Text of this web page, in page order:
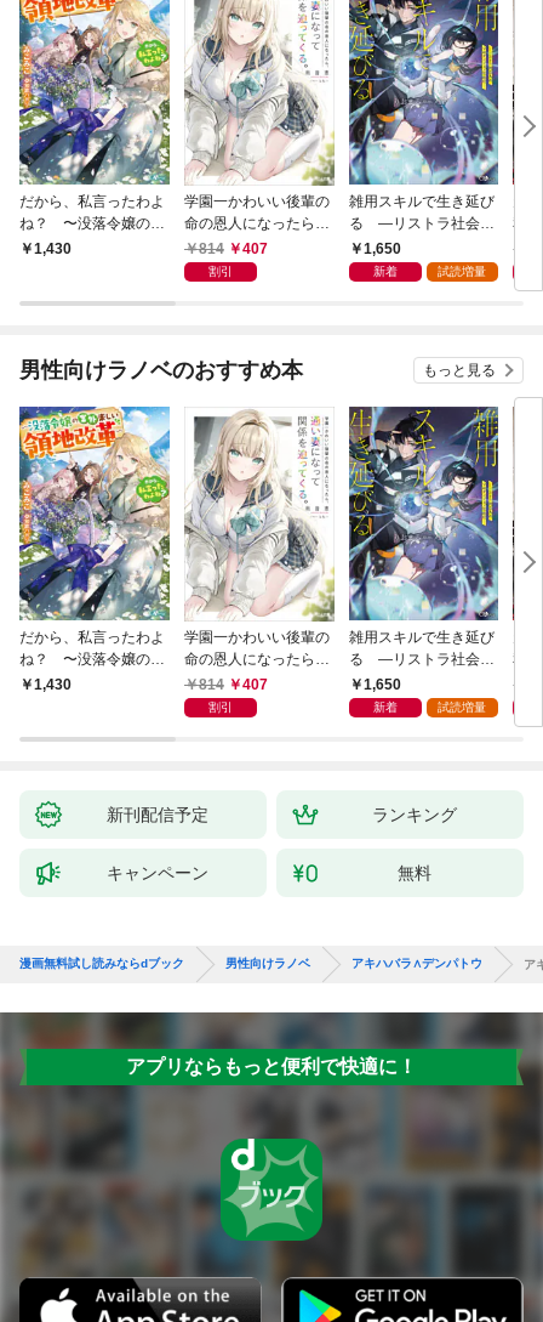
だから、私言ったわよ
ね？ 〜没落令嬢の案
外楽しい領地改革〜
1,430
学園一かわいい後輩の
命の恩人になったら、
通い妻になって関係を
迫ってくる。
814 407
割引
雑用スキルで生き延び
る —リストラ社会人
のソロダンジョン攻略
記—
1,650
新着 試読増量
私
戻
し
男性向けラノベのおすすめ本 もっと見る
だから、私言ったわよ
ね？ 〜没落令嬢の案
外楽しい領地改革〜
1,430
学園一かわいい後輩の
命の恩人になったら、
通い妻になって関係を
迫ってくる。
814 407
割引
雑用スキルで生き延び
る —リストラ社会人
のソロダンジョン攻略
記—
1,650
新着 試読増量
私
戻
し
新刊配信予定 ランキング
キャンペーン 無料
漫画無料試し読みならdブック 男性向けラノベ アキハバラ∧デンパトウ ア
アプリならもっと便利で快適に！